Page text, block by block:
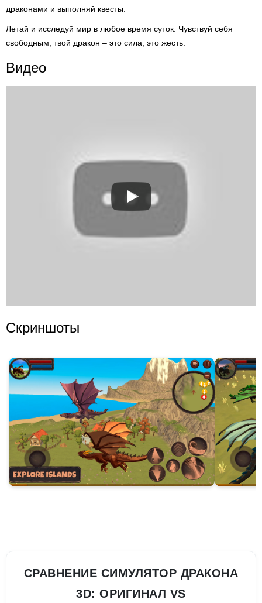
драконами и выполняй квесты.
Летай и исследуй мир в любое время суток. Чувствуй себя
свободным, твой дракон – это сила, это жесть.
Видео
Скриншоты
СРАВНЕНИЕ СИМУЛЯТОР ДРАКОНА
3D: ОРИГИНАЛ VS